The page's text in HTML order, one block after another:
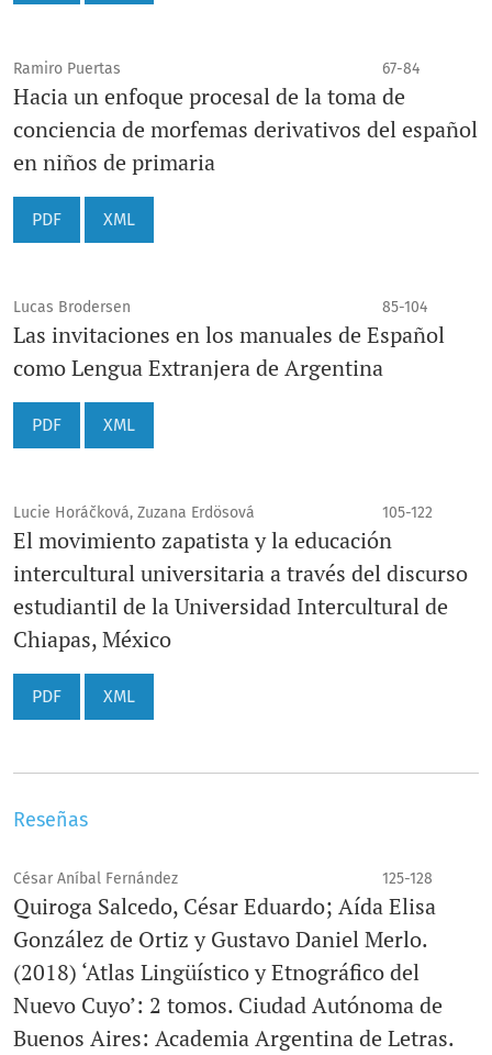
Ramiro Puertas 67-84
Hacia un enfoque procesal de la toma de
conciencia de morfemas derivativos del español
en niños de primaria
PDF XML
Lucas Brodersen 85-104
Las invitaciones en los manuales de Español
como Lengua Extranjera de Argentina
PDF XML
Lucie Horáčková, Zuzana Erdösová 105-122
El movimiento zapatista y la educación
intercultural universitaria a través del discurso
estudiantil de la Universidad Intercultural de
Chiapas, México
PDF XML
Reseñas
César Aníbal Fernández 125-128
Quiroga Salcedo, César Eduardo; Aída Elisa
González de Ortiz y Gustavo Daniel Merlo.
(2018) ‘Atlas Lingüístico y Etnográfico del
Nuevo Cuyo’: 2 tomos. Ciudad Autónoma de
Buenos Aires: Academia Argentina de Letras.